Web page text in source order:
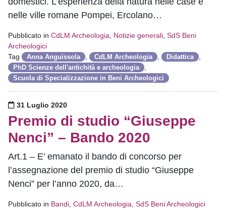
nelle ville romane Pompei, Ercolano…
Pubblicato in CdLM Archeologia Notizie generali SdS Beni
Archeologici
Tag
Anna Anguissola CdLM Archeologia Didattica
PhD Scienze dell'antichità e archeologia
Scuola di Specializzazione in Beni Archeologici
Pubblicato il
31 Luglio 2020
Premio di studio “Giuseppe
Nenci” – Bando 2020
Art.1 – E’ emanato il bando di concorso per
l’assegnazione del premio di studio “Giuseppe
Nenci” per l’anno 2020, da…
Pubblicato in Bandi CdLM Archeologia SdS Beni Archeologici